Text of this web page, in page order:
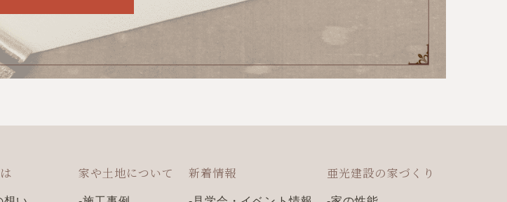
家や土地について 新着情報 亜光建設の家づくり